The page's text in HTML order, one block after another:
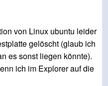
von Linux ubuntu leider
gelöscht (glaub ich
es sonst liegen könnte).
ich im Explorer auf die